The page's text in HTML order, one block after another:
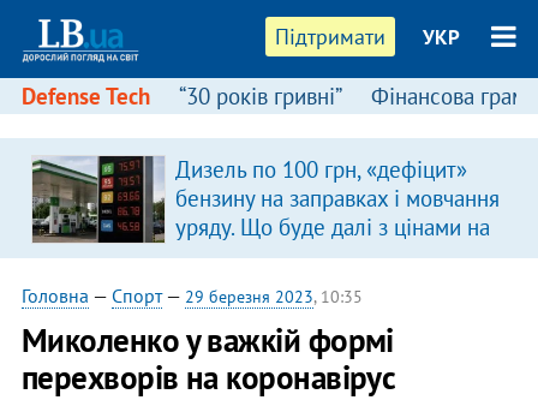
Підтримати УКР
Defense Tech “30 років гривні” Фінансова
Дизель по 100 грн, «дефіцит»
бензину на заправках і мовчання
уряду. Що буде далі з цінами на
пальне?
Головна — Спорт— 29 березня 2023, 10:35
Миколенко у важкій формі
перехворів на коронавірус